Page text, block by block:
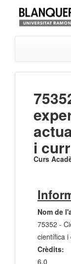
i
Curs
Nom de
75352 -
científica i
Crèdits:
6.0